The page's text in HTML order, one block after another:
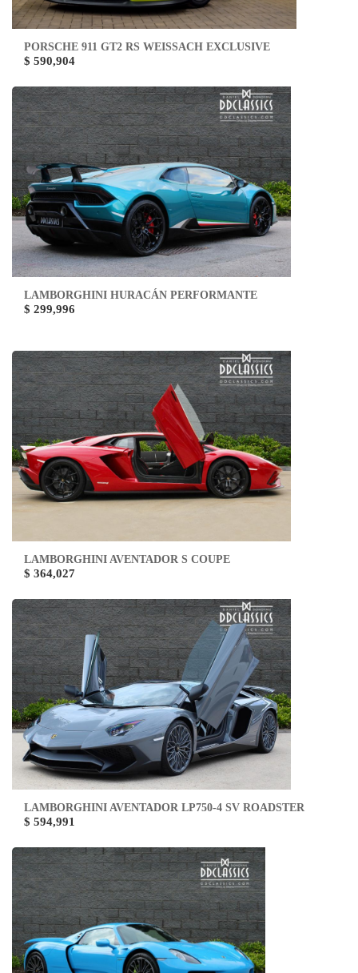
PORSCHE 911 GT2 RS WEISSACH EXCLUSIVE
$ 590,904
LAMBORGHINI HURACÁN PERFORMANTE
$ 299,996
LAMBORGHINI AVENTADOR S COUPE
$ 364,027
LAMBORGHINI AVENTADOR LP750-4 SV ROADSTER
$ 594,991